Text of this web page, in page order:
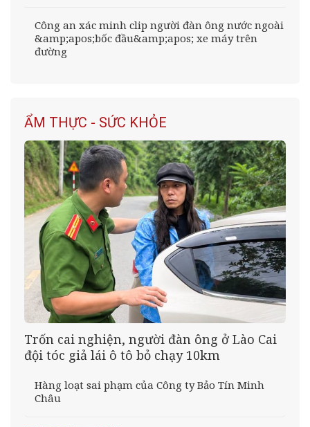
Công an xác minh clip người đàn ông nước ngoài
&amp;apos;bốc đầu&amp;apos; xe máy trên
đường
ẨM THỰC - SỨC KHỎE
Trốn cai nghiện, người đàn ông ở Lào Cai
đội tóc giả lái ô tô bỏ chạy 10km
Hàng loạt sai phạm của Công ty Bảo Tín Minh
Châu